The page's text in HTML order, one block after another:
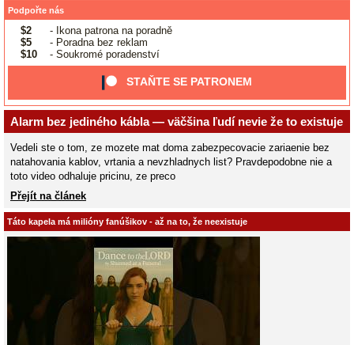
Podpořte nás
$2
- Ikona patrona na poradně
$5
- Poradna bez reklam
$10
- Soukromé poradenství
STAŇTE SE PATRONEM
Alarm bez jediného kábla — väčšina ľudí nevie že to existuje
Vedeli ste o tom, ze mozete mat doma zabezpecovacie zariaenie bez
natahovania kablov, vrtania a nevzhladnych list? Pravdepodobne nie a
toto video odhaluje pricinu, ze preco
Přejít na článek
Táto kapela má milióny fanúšikov - až na to, že neexistuje